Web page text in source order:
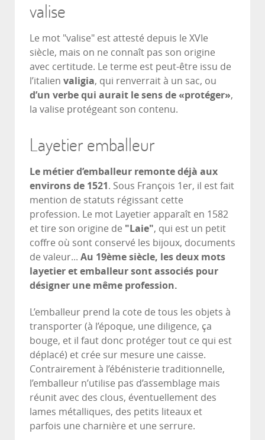
valise
Le mot "valise" est attesté depuis le XVIe
siècle, mais on ne connaît pas son origine
avec certitude. Le terme est peut-être issu de
l’italien valigia, qui renverrait à un sac, ou
d’un verbe qui aurait le sens de «protéger»,
la valise protégeant son contenu.
Layetier emballeur
Le métier d’emballeur remonte déjà aux
environs de 1521. Sous François 1er, il est fait
mention de statuts régissant cette
profession. Le mot Layetier apparaît en 1582
et tire son origine de "Laie", qui est un petit
coffre où sont conservé les bijoux, documents
de valeur... Au 19ème siècle, les deux mots
layetier et emballeur sont associés pour
désigner une même profession.
L’emballeur prend la cote de tous les objets à
transporter (à l’époque, une diligence, ça
bouge, et il faut donc protéger tout ce qui est
déplacé) et crée sur mesure une caisse.
Contrairement à l’ébénisterie traditionnelle,
l’emballeur n’utilise pas d’assemblage mais
réunit avec des clous, éventuellement des
lames métalliques, des petits liteaux et
parfois une charnière et une serrure.